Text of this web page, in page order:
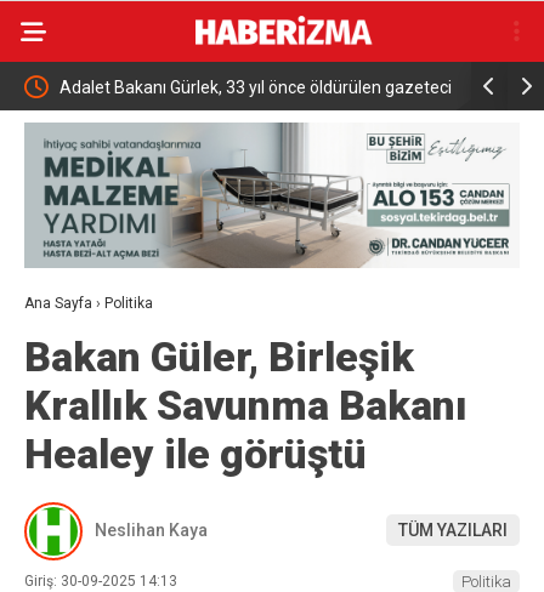
Adalet Bakanı Gürlek, 33 yıl önce öldürülen gazeteci
Uğur Mumcu’nun ailesi ile bir araya geldi
TMO
Ana Sayfa › Politika
Bakan Güler, Birleşik
Krallık Savunma Bakanı
Healey ile görüştü
Neslihan Kaya TÜM YAZILARI
Giriş: 30-09-2025 14:13
Politika